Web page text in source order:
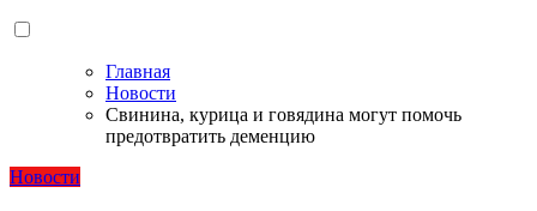
Главная
Новости
Свинина, курица и говядина могут помочь
предотвратить деменцию
Новости